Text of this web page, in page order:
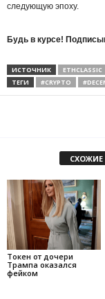
следующую эпоху.
Будь в курсе!
ИСТОЧНИК
ETHCLASSIC
ТЕГИ
#CRYPTO
СХОЖИЕ
Токен от дочери
Трампа оказался
фейком